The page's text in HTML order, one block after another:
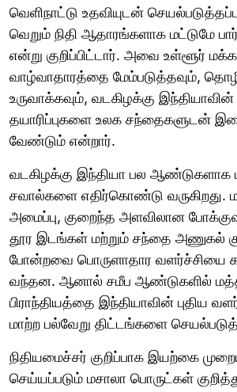
வெளிநாட்டு உதவியுடன்
வெறும் நிதி ஆதாரங்களாக மட்டுமே
என்று குறிப்பிட்டார். அவை உள்ளூர்
வாழ்வாதாரத்தை மேம்படுத்தவும்,
உருவாக்கவும், வடகிழக்கு
தயாரிப்புகளை உலக சந்தைகளுடன்
வேண்டும் என்றார்.
வடகிழக்கு இந்தியா பல ஆண்டுகளாக
சவால்களை எதிர்கொண்டு வருகிறது.
அமைப்பு, குறைந்த அளவிலான
தூர இடங்கள் மற்றும் சந்தை அணுகல்
போன்றவை பொருளாதார வளர்ச்சியை
வந்தன. ஆனால் சமீப ஆண்டுகளில்
பிராந்தியத்தை இந்தியாவின் புதிய
மாற்ற பல்வேறு திட்டங்களை
நிதியமைச்சர் குறிப்பாக இயற்கை
செய்யப்படும் மசாலா பொருட்கள்